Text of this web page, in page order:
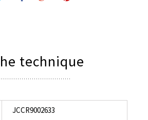
technique
JCCR9002633